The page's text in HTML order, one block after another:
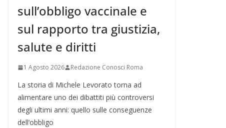
sull’obbligo vaccinale e
sul rapporto tra giustizia,
salute e diritti
1 Agosto 2026 Redazione Conosci Roma
La storia di Michele Levorato torna ad
alimentare uno dei dibattiti più controversi
degli ultimi anni: quello sulle conseguenze
dell’obbligo